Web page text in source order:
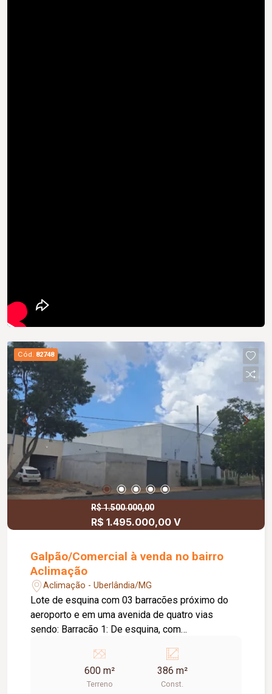
Cód. 82748
R$ 1.500.000,00
R$ 1.495.000,00 V
Galpão/Comercial à venda no bairro
Aclimação
Aclimação - Uberlândia/MG
Lote de esquina com 03 barracões próximo do
aeroporto e em uma avenida de quatro vias
sendo: Barracão 1: De esquina, com
forrado, com climatizador e câmeras de
segurança e dois banheiros. Barracão 2: 80m²
cobertos e 40m² descobertos incluindo um
600 m²
Terreno
386 m²
Const.